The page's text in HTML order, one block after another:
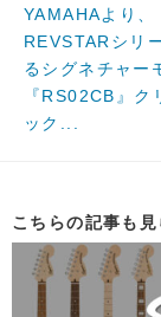
YAMAHAより、
REVSTARシリ
るシグネチャー
『RS02CB』ク
ック...
こちらの記事も見